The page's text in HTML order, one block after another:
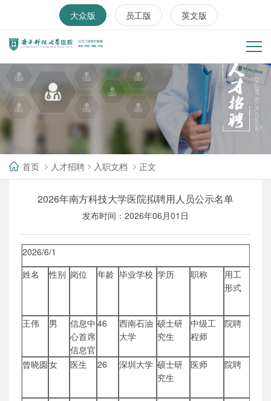
大众版 员工版 英文版
首页 人才招聘 入职文档 正文
2026年南方科技大学医院拟聘用人员公示名单
发布时间：2026年06月01日
2026/6/1
姓名
性别 岗位 年龄 毕业学校 学历 职称
用工
形式
王伟 男
信息中
心首席
信息官
46
西南石油
大学
硕士研
究生
中级工
程师
院聘
曾晓圆女 医生 26 深圳大学 硕士研
究生
医师 院聘